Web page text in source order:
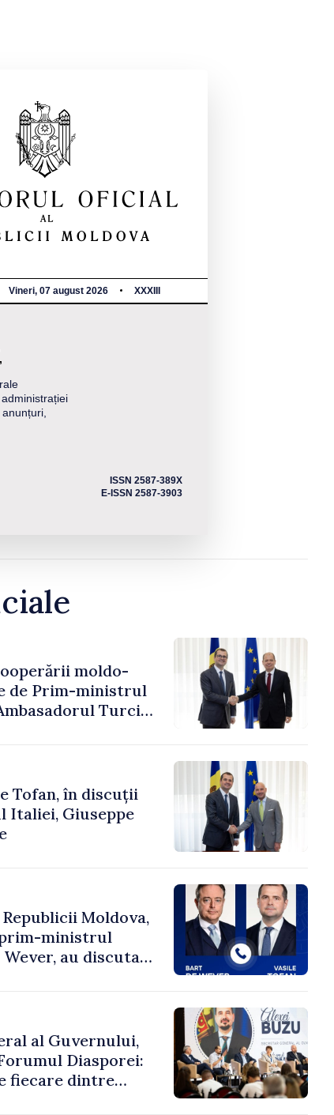
Vineri, 07 august 2026 XXXIII
ISSN 2587-389X
E-ISSN 2587-3903
moldo-
de Prim-ministrul
Turciei,
Tofan, în discuții
Italiei, Giuseppe
Moldova,
prim-ministrul
Wever, au discutat
al Guvernului,
Diasporei:
fiecare dintre